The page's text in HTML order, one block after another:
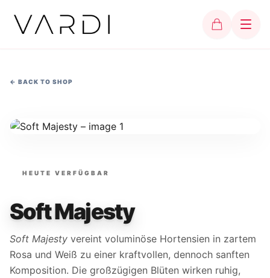
← BACK TO SHOP
HEUTE VERFÜGBAR
Soft Majesty
Soft Majesty vereint voluminöse Hortensien in zartem
Rosa und Weiß zu einer kraftvollen, dennoch sanften
Komposition. Die großzügigen Blüten wirken ruhig,